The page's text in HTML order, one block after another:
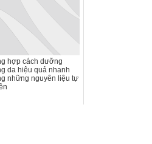
hợp cách dưỡng
da hiệu quả nhanh
những nguyên liệu tự